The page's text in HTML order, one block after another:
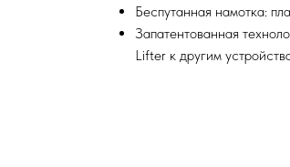
Беспутанная намотка:
Запатентованная
Lifter к другим